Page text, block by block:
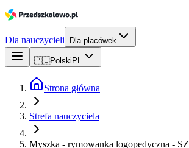
Dla nauczycieli Dla placówek
🇵🇱Polski PL
Strona główna
Strefa nauczyciela
Myszka - rymowanka logopedyczna - SZ